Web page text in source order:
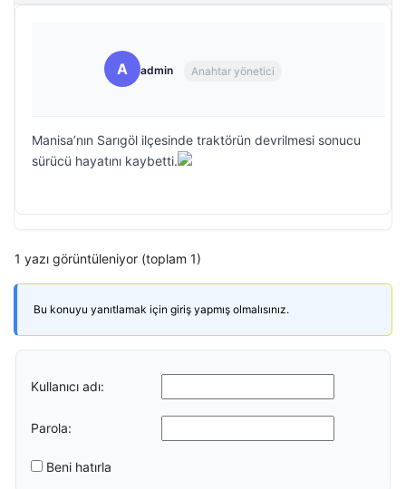
A admin Anahtar yönetici
Manisa’nın Sarıgöl ilçesinde traktörün devrilmesi sonucu
sürücü hayatını kaybetti.
1 yazı görüntüleniyor (toplam 1)
Bu konuyu yanıtlamak için giriş yapmış olmalısınız.
Kullanıcı adı:
Parola:
Beni hatırla